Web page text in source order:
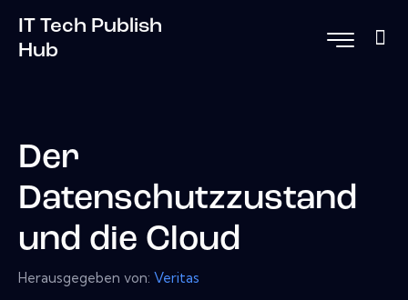
IT Tech Publish
Hub
Der
Datenschutzzustand
und die Cloud
Herausgegeben von: Veritas